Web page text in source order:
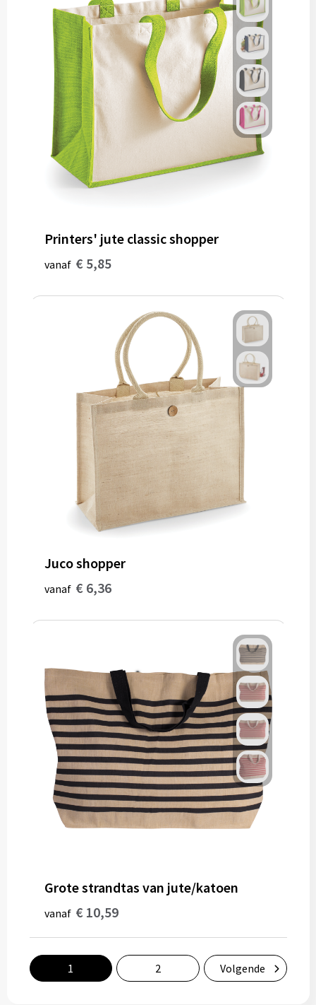
Printers' jute classic shopper
vanaf € 5,85
Juco shopper
vanaf € 6,36
Grote strandtas van jute/katoen
vanaf € 10,59
1 2 Volgende